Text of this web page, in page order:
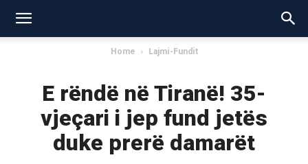
Home Lajmi-Fundit
E rëndë në Tiranë! 35-
vjeçari i jep fund jetës
duke prerë damarët